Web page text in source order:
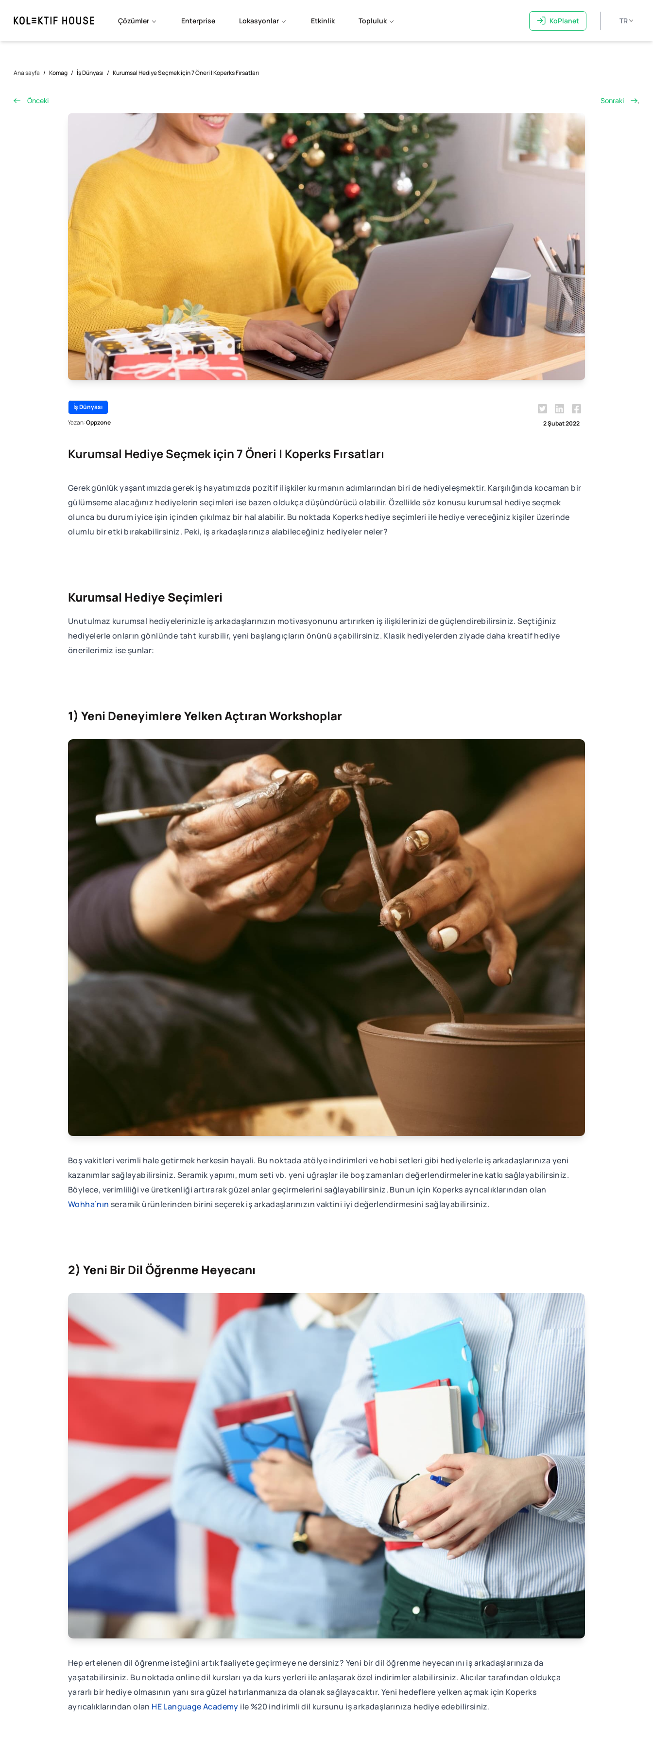
Çözümler Enterprise Lokasyonlar Etkinlik Topluluk KoPlanet TR
Ana sayfa / Komag / İş Dünyası / Kurumsal Hediye Seçmek için 7 Öneri | Koperks Fırsatları
Önceki Sonraki ,
İş Dünyası
Yazan:Oppzone 2 Şubat 2022
Kurumsal Hediye Seçmek için 7 Öneri | Koperks Fırsatları
Gerek günlük yaşantımızda gerek iş hayatımızda pozitif ilişkiler kurmanın adımlarından biri de hediyeleşmektir. Karşılığında kocaman bir
gülümseme alacağınız hediyelerin seçimleri ise bazen oldukça düşündürücü olabilir. Özellikle söz konusu kurumsal hediye seçmek
olunca bu durum iyice işin içinden çıkılmaz bir hal alabilir. Bu noktada Koperks hediye seçimleri ile hediye vereceğiniz kişiler üzerinde
olumlu bir etki bırakabilirsiniz. Peki, iş arkadaşlarınıza alabileceğiniz hediyeler neler?
Kurumsal Hediye Seçimleri
Unutulmaz kurumsal hediyelerinizle iş arkadaşlarınızın motivasyonunu artırırken iş ilişkilerinizi de güçlendirebilirsiniz. Seçtiğiniz
hediyelerle onların gönlünde taht kurabilir, yeni başlangıçların önünü açabilirsiniz. Klasik hediyelerden ziyade daha kreatif hediye
önerilerimiz ise şunlar:
1) Yeni Deneyimlere Yelken Açtıran Workshoplar
Boş vakitleri verimli hale getirmek herkesin hayali. Bu noktada atölye indirimleri ve hobi setleri gibi hediyelerle iş arkadaşlarınıza yeni
kazanımlar sağlayabilirsiniz. Seramik yapımı, mum seti vb. yeni uğraşlar ile boş zamanları değerlendirmelerine katkı sağlayabilirsiniz.
Böylece, verimliliği ve üretkenliği artırarak güzel anlar geçirmelerini sağlayabilirsiniz. Bunun için Koperks ayrıcalıklarından olan
Wohha’nın seramik ürünlerinden birini seçerek iş arkadaşlarınızın vaktini iyi değerlendirmesini sağlayabilirsiniz.
2) Yeni Bir Dil Öğrenme Heyecanı
Hep ertelenen dil öğrenme isteğini artık faaliyete geçirmeye ne dersiniz? Yeni bir dil öğrenme heyecanını iş arkadaşlarınıza da
yaşatabilirsiniz. Bu noktada online dil kursları ya da kurs yerleri ile anlaşarak özel indirimler alabilirsiniz. Alıcılar tarafından oldukça
yararlı bir hediye olmasının yanı sıra güzel hatırlanmanıza da olanak sağlayacaktır. Yeni hedeflere yelken açmak için Koperks
ayrıcalıklarından olan HE Language Academy ile %20 indirimli dil kursunu iş arkadaşlarınıza hediye edebilirsiniz.